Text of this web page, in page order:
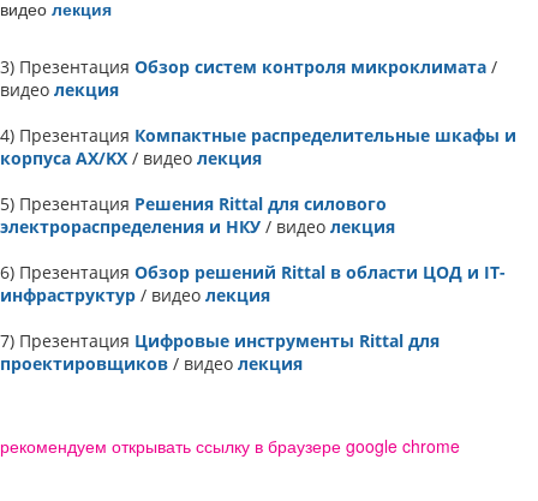
видео лекция
3) Презентация Обзор систем контроля микроклимата /
видео лекция
4) Презентация Компактные распределительные шкафы и
корпуса AX/KX / видео лекция
5) Презентация Решения Rittal для силового
электрораспределения и НКУ / видео лекция
6) Презентация Обзор решений Rittal в области ЦОД и IT-
инфраструктур / видео лекция
7) Презентация Цифровые инструменты Rittal для
проектировщиков / видео лекция
рекомендуем открывать ссылку в браузере google chrome